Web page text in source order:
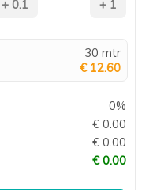
30 mtr
€ 12.60
0%
€ 0.00
€ 0.00
€ 0.00